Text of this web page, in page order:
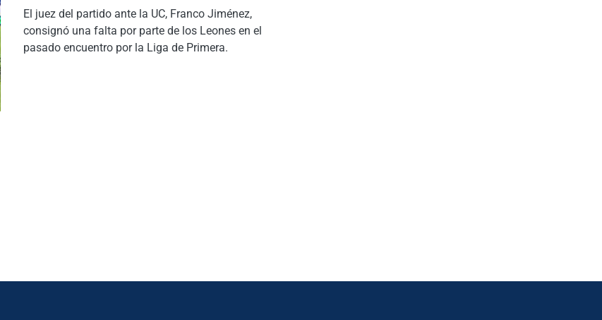
El juez del partido ante la UC, Franco Jiménez,
consignó una falta por parte de los Leones en el
pasado encuentro por la Liga de Primera.